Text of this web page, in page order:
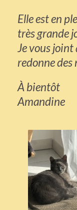
Elle est en
très grande
Je vous joint
redonne des
À bientôt
Amandine